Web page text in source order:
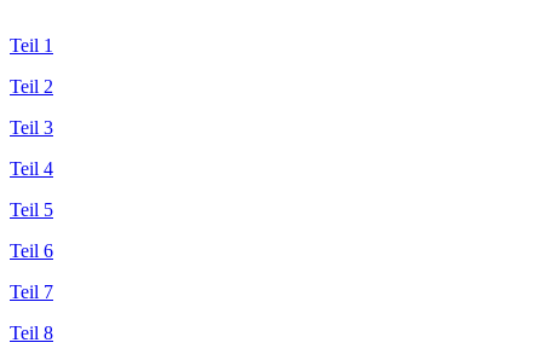
Teil 1
Teil 2
Teil 3
Teil 4
Teil 5
Teil 6
Teil 7
Teil 8